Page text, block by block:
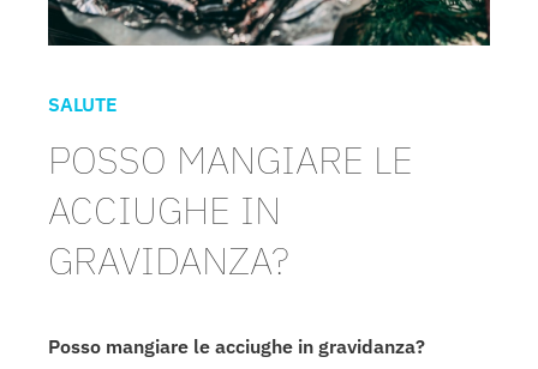
SALUTE
POSSO MANGIARE LE
ACCIUGHE IN
GRAVIDANZA?
Posso mangiare le acciughe in gravidanza?